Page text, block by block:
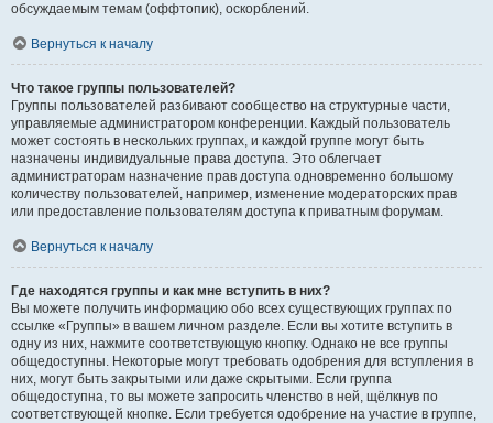
обсуждаемым темам (оффтопик), оскорблений.
Вернуться к началу
Что такое группы пользователей?
Группы пользователей разбивают сообщество на структурные части,
управляемые администратором конференции. Каждый пользователь
может состоять в нескольких группах, и каждой группе могут быть
назначены индивидуальные права доступа. Это облегчает
администраторам назначение прав доступа одновременно большому
количеству пользователей, например, изменение модераторских прав
или предоставление пользователям доступа к приватным форумам.
Вернуться к началу
Где находятся группы и как мне вступить в них?
Вы можете получить информацию обо всех существующих группах по
ссылке «Группы» в вашем личном разделе. Если вы хотите вступить в
одну из них, нажмите соответствующую кнопку. Однако не все группы
общедоступны. Некоторые могут требовать одобрения для вступления в
них, могут быть закрытыми или даже скрытыми. Если группа
общедоступна, то вы можете запросить членство в ней, щёлкнув по
соответствующей кнопке. Если требуется одобрение на участие в группе,